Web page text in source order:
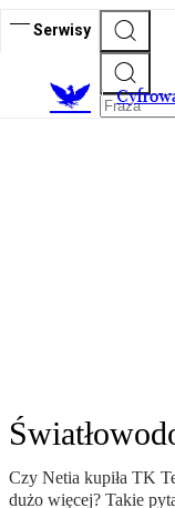
Serwisy
C
Czy Netia kupiła TK
dużo więcej? Takie